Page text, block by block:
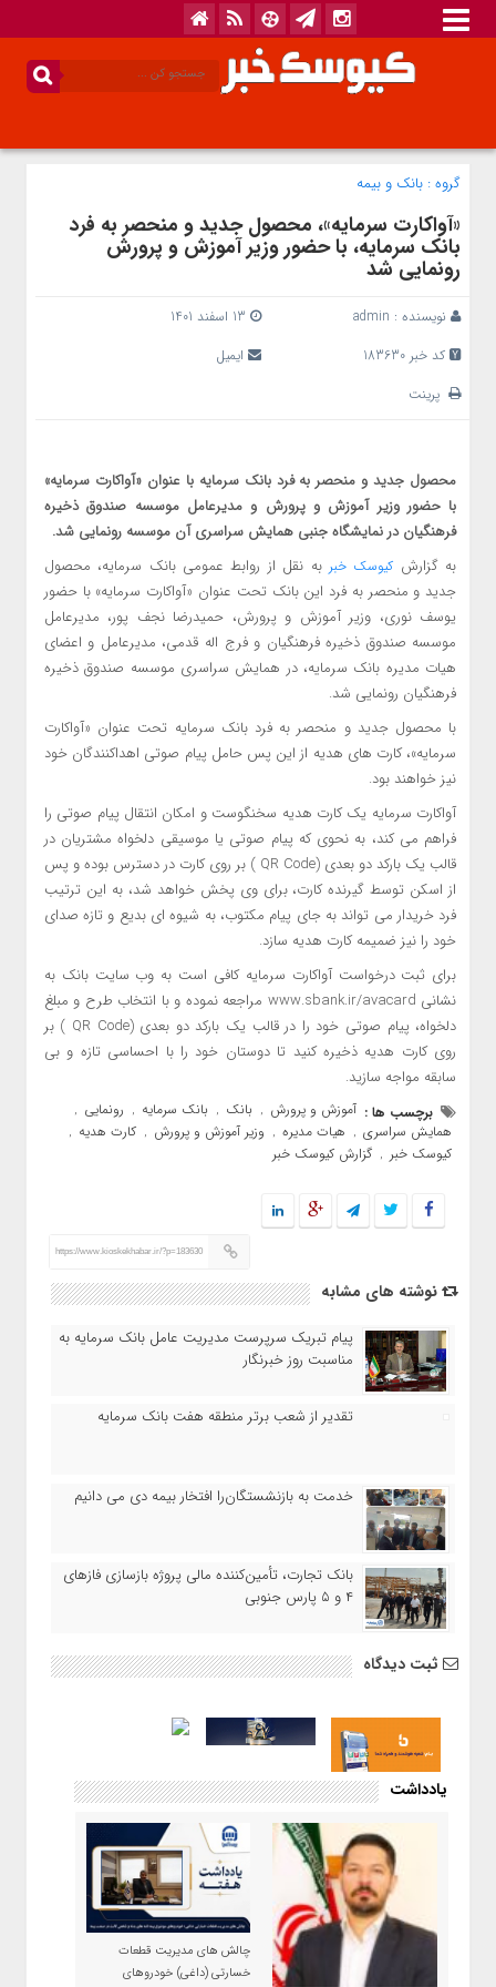
گروه : بانک‌ و بیمه
«آواکارت سرمایه»، محصول جدید و منحصر به فرد
بانک سرمایه، با حضور وزیر آموزش و پرورش
رونمایی شد
نویسنده : admin
کد خبر 183630
ایمیل
پرینت
محصول جدید و منحصر به فرد بانک سرمایه با عنوان «آواکارت سرمایه»
با حضور وزیر آموزش و پرورش و مدیرعامل موسسه صندوق ذخیره
فرهنگیان در نمایشگاه جنبی همایش سراسری آن موسسه رونمایی شد.
به گزارش کیوسک خبر به نقل از روابط عمومی بانک سرمایه، محصول
جدید و منحصر به فرد این بانک تحت عنوان «آواکارت سرمایه» با حضور
یوسف نوری، وزیر آموزش و پرورش، حمیدرضا نجف پور، مدیرعامل
موسسه صندوق ذخیره فرهنگیان و فرج اله قدمی، مدیرعامل و اعضای
هیات مدیره بانک سرمایه، در همایش سراسری موسسه صندوق ذخیره
فرهنگیان رونمایی شد.
با محصول جدید و منحصر به فرد بانک سرمایه تحت عنوان «آواکارت
سرمایه»، کارت های هدیه از این پس حامل پیام صوتی اهداکنندگان خود
نیز خواهند بود.
آواکارت سرمایه یک کارت هدیه سخنگوست و امکان انتقال پیام صوتی را
فراهم می کند، به نحوی که پیام صوتی یا موسیقی دلخواه مشتریان در
قالب یک بارکد دو بعدی (QR Code ) بر روی کارت در دسترس بوده و پس
از اسکن توسط گیرنده کارت، برای وی پخش خواهد شد، به این ترتیب
فرد خریدار می تواند به جای پیام مکتوب، به شیوه ای بدیع و تازه صدای
خود را نیز ضمیمه کارت هدیه سازد.
برای ثبت درخواست آواکارت سرمایه کافی است به وب سایت بانک به
نشانی www.sbank.ir/avacard مراجعه نموده و با انتخاب طرح و مبلغ
دلخواه، پیام صوتی خود را در قالب یک بارکد دو بعدی (QR Code ) بر
روی کارت هدیه ذخیره کنید تا دوستان خود را با احساسی تازه و بی
سابقه مواجه سازید.
برچسب ها : آموزش و پرورش , بانک , بانک سرمایه , رونمایی ,
همایش سراسری , هیات مدیره , وزیر آموزش و پرورش , کارت هدیه ,
کیوسک خبر , گزارش کیوسک خبر
https://www.kioskekhabar.ir/?p=183630
نوشته های مشابه
پیام تبریک سرپرست مدیریت عامل بانک سرمایه به
مناسبت روز خبرنگار
تقدیر از شعب برتر منطقه هفت بانک سرمایه
خدمت به بازنشستگان‌را افتخار بیمه دی می دانیم
بانک تجارت، تأمین‌کننده مالی پروژه بازسازی فازهای
۴ و ۵ پارس جنوبی
ثبت دیدگاه
یادداشت
چالش های مدیریت قطعات
خسارتی (داغی) خودروهای